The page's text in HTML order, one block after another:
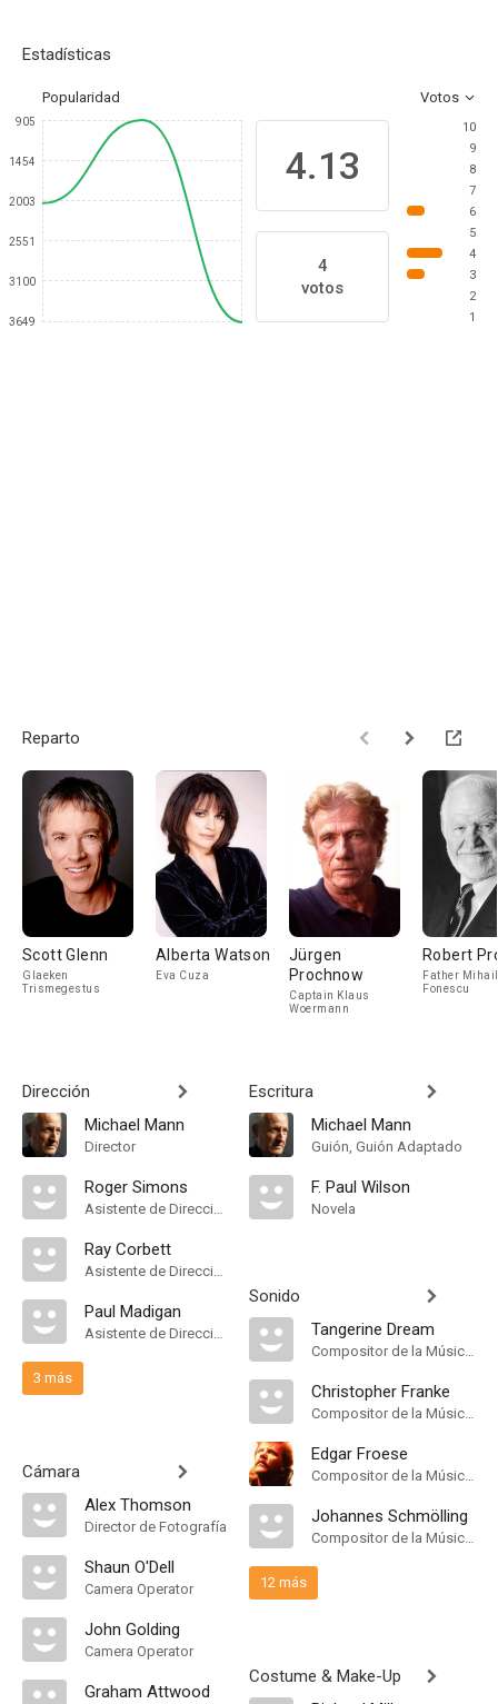
Estadísticas
Popularidad Votos
905
1454
2003
2551
3100
3649
4.13
4
votos
10
9
8
7
6
5
4
3
2
1
Reparto
Scott Glenn
Glaeken
Trismegestus
Alberta Watson
Eva Cuza
Jürgen
Prochnow
Captain Klaus
Woermann
Robert
Father Mihail
Fonescu
Dirección
Michael Mann
Director
Roger Simons
Asistente de Dirección
Ray Corbett
Asistente de Dirección
Paul Madigan
Asistente de Dirección
3 más
Cámara
Alex Thomson
Director de Fotografía
Shaun O'Dell
Camera Operator
John Golding
Camera Operator
Graham Attwood
Escritura
Michael Mann
Guión, Guión Adaptado
F. Paul Wilson
Novela
Sonido
Tangerine Dream
Compositor de la Música Original
Christopher Franke
Compositor de la Música Original
Edgar Froese
Compositor de la Música Original
Johannes Schmölling
Compositor de la Música Original
12 más
Costume & Make-Up